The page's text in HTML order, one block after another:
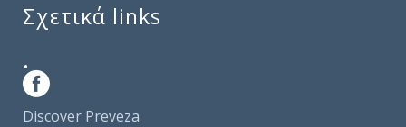
Σχετικά links
.
Discover Preveza